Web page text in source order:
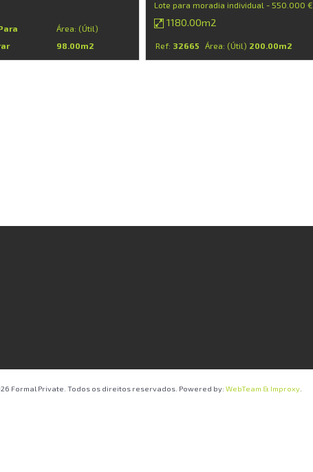
Área: (Útil)
98.00m2
Lote para moradia individual - 550.000 €
1180.00m2
Ref: 32665 Área: (Útil) 200.00m2
Formal Private. Todos os direitos reservados. Powered by: WebTeam & Improxy.